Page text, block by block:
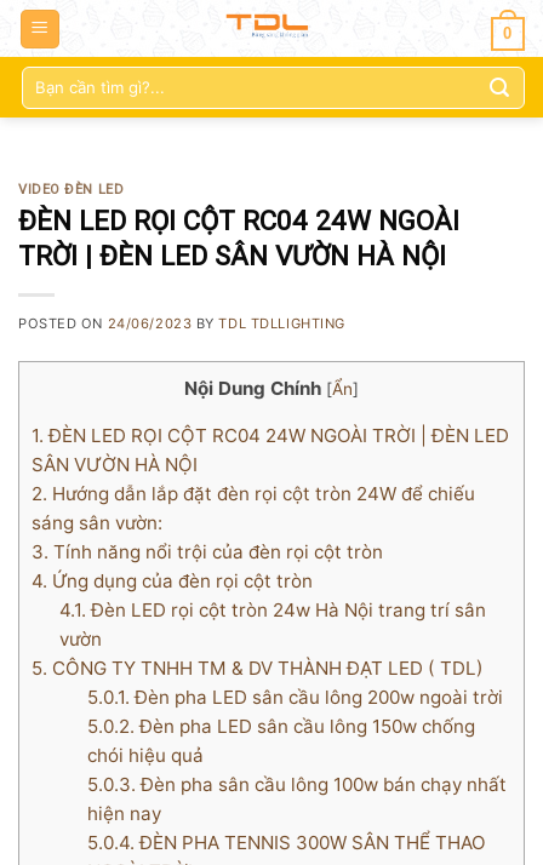
0
Tìm
kiếm:
VIDEO ĐÈN LED
ĐÈN LED RỌI CỘT RC04 24W NGOÀI
TRỜI | ĐÈN LED SÂN VƯỜN HÀ NỘI
POSTED ON 24/06/2023 BYTDL TDLLIGHTING
Nội Dung Chính [Ẩn]
1. ĐÈN LED RỌI CỘT RC04 24W NGOÀI TRỜI | ĐÈN LED
SÂN VƯỜN HÀ NỘI
2. Hướng dẫn lắp đặt đèn rọi cột tròn 24W để chiếu
sáng sân vườn:
3. Tính năng nổi trội của đèn rọi cột tròn
4. Ứng dụng của đèn rọi cột tròn
4.1. Đèn LED rọi cột tròn 24w Hà Nội trang trí sân
vườn
5. CÔNG TY TNHH TM & DV THÀNH ĐẠT LED ( TDL)
5.0.1. Đèn pha LED sân cầu lông 200w ngoài trời
5.0.2. Đèn pha LED sân cầu lông 150w chống
chói hiệu quả
5.0.3. Đèn pha sân cầu lông 100w bán chạy nhất
hiện nay
5.0.4. ĐÈN PHA TENNIS 300W SÂN THỂ THAO